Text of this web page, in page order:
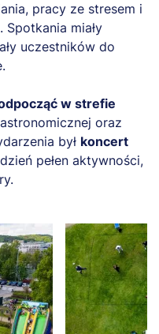
pracy ze stresem i
miały
uczestników do
w strefie
oraz
był koncert
pełen aktywności,